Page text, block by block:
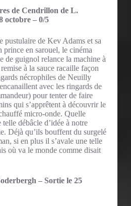
de Cendrillon de L.
octobre – 0/5
pustulaire de Kev Adams et sa
prince en sarouel, le cinéma
de guignol relance la machine à
à la sauce racaille façon
nécrophiles de Neuilly
avec les ringards de
pour tenter de faire
qui s’apprêtent à découvrir le
micro-onde. Quelle
telle débâcle d’idée à notre
Déjà qu’ils bouffent du surgelé
si en plus il s’avale une telle
où va le monde comme disait
– Sortie le 25